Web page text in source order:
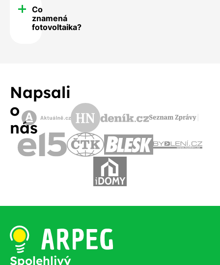
Co
znamená
fotovoltaika?
Napsali
o
nás
Spolehlivý